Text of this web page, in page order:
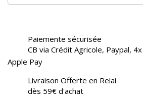
Paiemente sécurisée
CB via Crédit Agricole, Paypal,
Apple Pay
Livraison Offerte en Relai
dès 59€ d'achat